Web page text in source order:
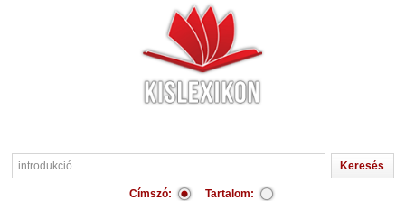
Címszó: Tartalom: